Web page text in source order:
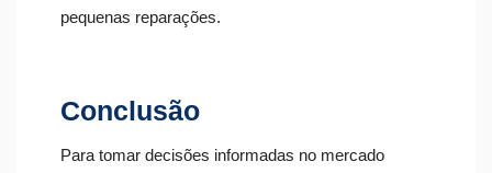
pequenas reparações.
Conclusão
Para tomar decisões informadas no mercado